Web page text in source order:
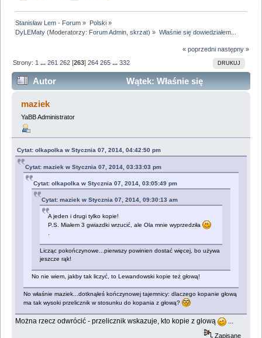
Stanisław Lem - Forum » Polski»
DyLEMaty (Moderatorzy: Forum Admin ,skrzat) » Właśnie się dowiedziałem...
« poprzedni następny »
DRUKUJ
Strony: 1 ...261 262 [263]264 265 ...332
Autor
Wątek: Właśnie się
dowiedziałem... (Przeczytany 6587227 razy)
maziek
YaBB Administrator
Cytat: olkapolka w Stycznia 07, 2014, 04:42:50 pm
Cytat: maziek w Stycznia 07, 2014, 03:33:03 pm
Cytat: olkapolka w Stycznia 07, 2014, 03:05:49 pm
Cytat: maziek w Stycznia 07, 2014, 09:30:13 am
A jeden i drugi tylko kopie!
P.S. Miałem 3 gwiazdki wrzucić, ale Ola mnie wyprzedziła
.
Licząc pokończynowe...pierwszy powinien dostać więcej, bo używa
jeszcze rąk!
No nie wiem, jakby tak liczyć, to Lewandowski kopie też głową!
No właśnie maziek...dotknąłeś kończynowej tajemnicy: dlaczego kopanie głową
ma tak wysoki przelicznik w stosunku do kopania z głową?
Można rzecz odwrócić - przelicznik wskazuje, kto kopie z głową ...
Zapisane